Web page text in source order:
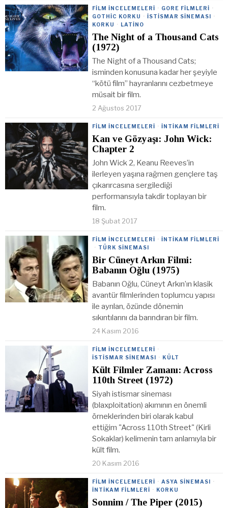
FILM İNCELEMELERI · GORE FILMLERI ·
GOTHIC KORKU · İSTISMAR SINEMASI ·
KORKU · LATINO
The Night of a Thousand Cats
(1972)
The Night of a Thousand Cats;
isminden konusuna kadar her şeyiyle
“kötü film” hayranlarını cezbetmeye
müsait bir film.
2 Ağustos 2017
FILM İNCELEMELERI · İNTIKAM FILMLERI
Kan ve Gözyaşı: John Wick:
Chapter 2
John Wick 2, Keanu Reeves’in
ilerleyen yaşına rağmen gençlere taş
çıkarırcasına sergilediği
performansıyla takdir toplayan bir
film.
18 Şubat 2017
FILM İNCELEMELERI · İNTIKAM FILMLERI
· TÜRK SINEMASI
Bir Cüneyt Arkın Filmi:
Babanın Oğlu (1975)
Babanın Oğlu, Cüneyt Arkın’ın klasik
avantür filmlerinden toplumcu yapısı
ile ayrılan, özünde dönemin
sıkıntılarını da barındıran bir film.
24 Kasım 2016
FILM İNCELEMELERI ·
İSTISMAR SINEMASI · KÜLT
Kült Filmler Zamanı: Across
110th Street (1972)
Siyah istismar sineması
(blaxploitation) akımının en önemli
örneklerinden biri olarak kabul
ettiğim "Across 110th Street" (Kirli
Sokaklar) kelimenin tam anlamıyla bir
kült film.
20 Kasım 2016
FILM İNCELEMELERI · ASYA SINEMASI ·
İNTIKAM FILMLERI · KORKU
Sonnim / The Piper (2015)